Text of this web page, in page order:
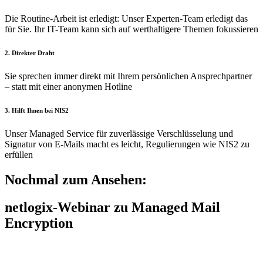
Die Routine-Arbeit ist erledigt: Unser Experten-Team erledigt das
für Sie. Ihr IT-Team kann sich auf werthaltigere Themen fokussieren
2. Direkter Draht
Sie sprechen immer direkt mit Ihrem persönlichen Ansprechpartner
– statt mit einer anonymen Hotline
3. Hilft Ihnen bei NIS2
Unser Managed Service für zuverlässige Verschlüsselung und
Signatur von E-Mails macht es leicht, Regulierungen wie NIS2 zu
erfüllen
Nochmal zum Ansehen:
netlogix-Webinar zu Managed Mail
Encryption